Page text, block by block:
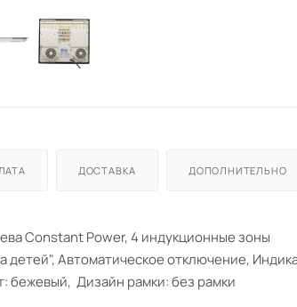
ДОСТАВКА ДОПОЛНИТЕЛЬНО
Constant Power, 4 индукционные зоны
детей", Автоматическое отключение,
бежевый, Дизайн рамки: без рамки